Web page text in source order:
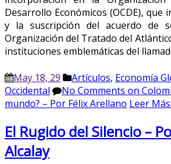
Desarrollo Económicos (OCDE), que
y la suscripción del acuerdo de
Organización del Tratado del
instituciones emblemáticas del
May 18, 29 Artículos, Economía
Occidental
No Comments on
mundo? – Por Félix Arellano Leer
El Rugido del Silencio –
Alcalay